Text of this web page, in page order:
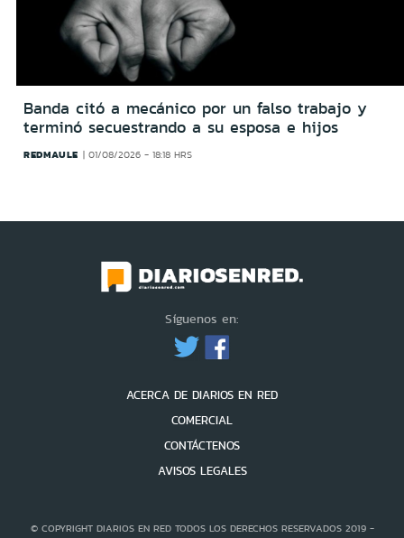
Banda citó a mecánico por un falso trabajo y
terminó secuestrando a su esposa e hijos
REDMAULE 01/08/2026 - 18:18 HRS
Síguenos en:
ACERCA DE DIARIOS EN RED
COMERCIAL
CONTÁCTENOS
AVISOS LEGALES
© COPYRIGHT DIARIOS EN RED TODOS LOS DERECHOS RESERVADOS 2019 -